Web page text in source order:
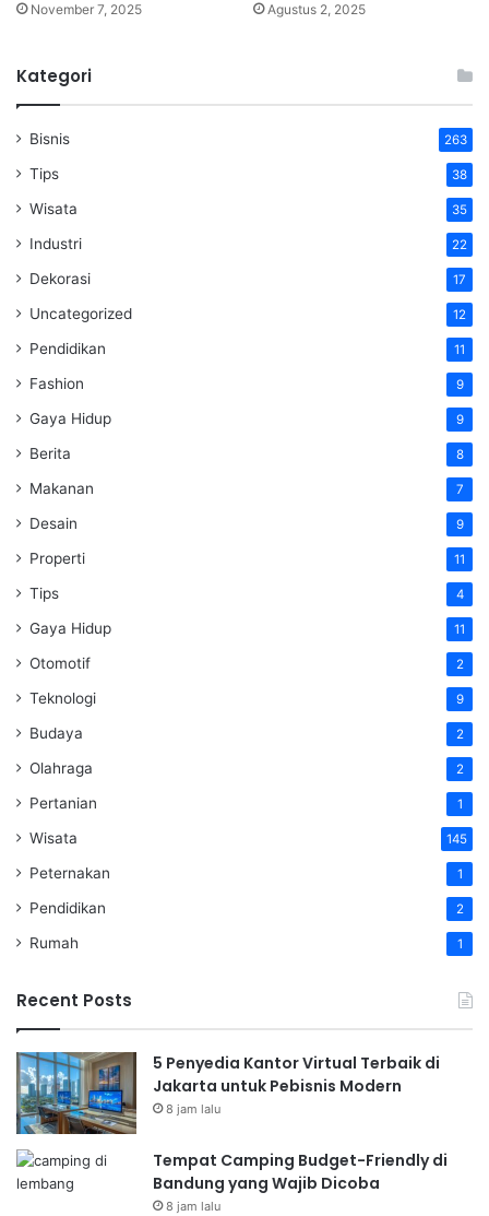
November 7, 2025 Agustus 2, 2025
Kategori
Bisnis 263
Tips 38
Wisata 35
Industri 22
Dekorasi 17
Uncategorized 12
Pendidikan 11
Fashion 9
Gaya Hidup 9
Berita 8
Makanan 7
Desain 9
Properti 11
Tips 4
Gaya Hidup 11
Otomotif 2
Teknologi 9
Budaya 2
Olahraga 2
Pertanian 1
Wisata 145
Peternakan 1
Pendidikan 2
Rumah 1
Recent Posts
5 Penyedia Kantor Virtual Terbaik di
Jakarta untuk Pebisnis Modern
8 jam lalu
Tempat Camping Budget-Friendly di
Bandung yang Wajib Dicoba
8 jam lalu